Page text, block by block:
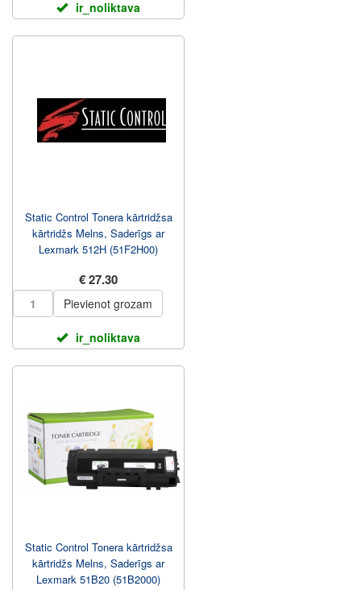
ir_noliktava
Static Control Tonera kārtridžsa
kārtridžs Melns, Saderīgs ar
Lexmark 512H (51F2H00)
€ 27.30
Pievienot grozam
ir_noliktava
Static Control Tonera kārtridžsa
kārtridžs Melns, Saderīgs ar
Lexmark 51B20 (51B2000)